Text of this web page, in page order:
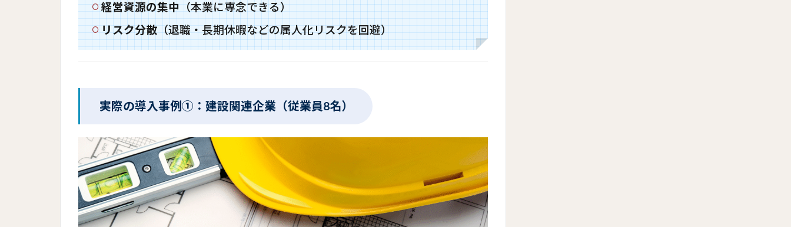
経営資源の集中（本業に専念できる）
リスク分散（退職・長期休暇などの属人化リスクを回避）
実際の導入事例①：建設関連企業（従業員8名）